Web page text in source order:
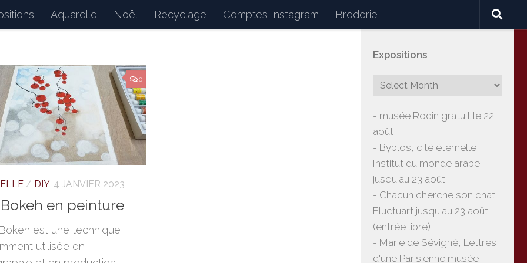
Aquarelle Noël Recyclage Comptes Instagram Broderie
: petits bonheurs du quotidien, dessins, peintures, céramiques, lectures, expositions, voyages
0
/ DIY 4 JANVIER 2023
en peinture
Bokeh est une technique
utilisée en
Expositions:
- musée Rodin gratuit le 22
août
- Byblos, cité éternelle
Institut du monde arabe
jusqu'au 23 août
- Chacun cherche son chat
Fluctuart jusqu'au 23 août
(entrée libre)
- Marie de Sévigné, Lettres
d'une Parisienne musée